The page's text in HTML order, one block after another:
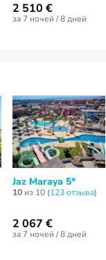
2 510 €
за 7 ночей / 8 дней
Jaz Maraya 5*
10 из 10 (123 отзывa)
2 067 €
за 7 ночей / 8 дней